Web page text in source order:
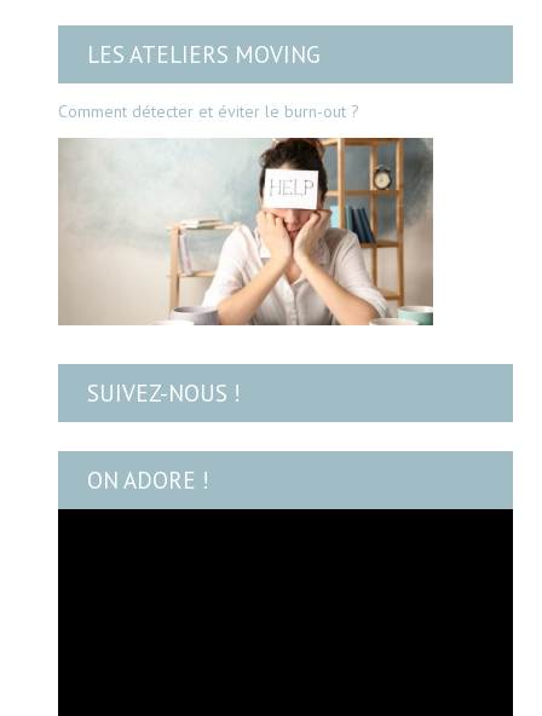
LES ATELIERS MOVING
Comment détecter et éviter le burn-out ?
SUIVEZ-NOUS !
ON ADORE !